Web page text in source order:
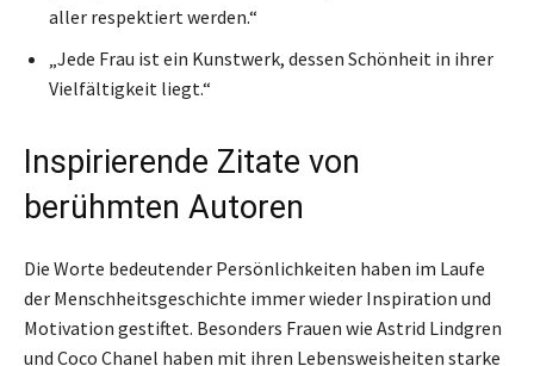
aller respektiert werden.“
„Jede Frau ist ein Kunstwerk, dessen Schönheit in ihrer
Vielfältigkeit liegt.“
Inspirierende Zitate von
berühmten Autoren
Die Worte bedeutender Persönlichkeiten haben im Laufe
der Menschheitsgeschichte immer wieder Inspiration und
Motivation gestiftet. Besonders Frauen wie Astrid Lindgren
und Coco Chanel haben mit ihren Lebensweisheiten starke